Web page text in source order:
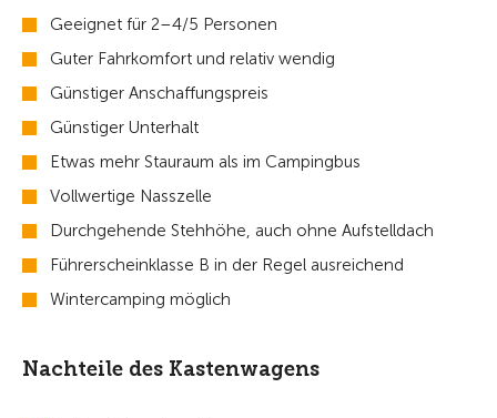
Geeignet für 2–4/5 Personen
Guter Fahrkomfort und relativ wendig
Günstiger Anschaffungspreis
Günstiger Unterhalt
Etwas mehr Stauraum als im Campingbus
Vollwertige Nasszelle
Durchgehende Stehhöhe, auch ohne Aufstelldach
Führerscheinklasse B in der Regel ausreichend
Wintercamping möglich
Nachteile des Kastenwagens